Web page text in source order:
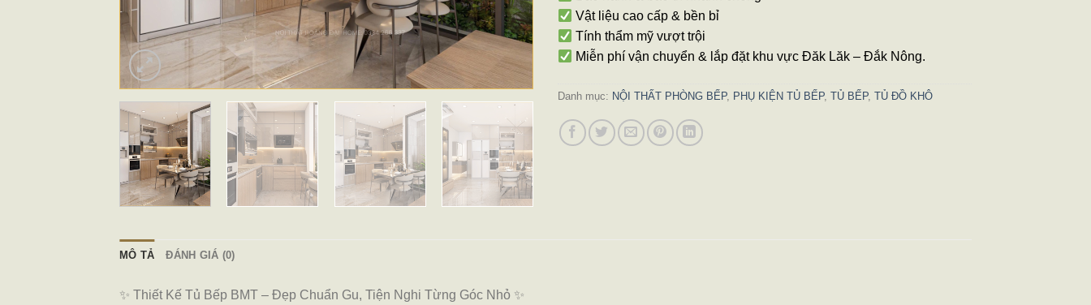
Vật liệu cao cấp & bền bỉ
Tính thẩm mỹ vượt trội
Miễn phí vận chuyển & lắp đặt khu vực Đăk Lăk – Đắk Nông.
Danh mục: NỘI THẤT PHÒNG BẾP, PHỤ KIỆN TỦ BẾP, TỦ BẾP, TỦ ĐỒ KHÔ
MÔ TẢ ĐÁNH GIÁ (0)
✨ Thiết Kế Tủ Bếp BMT – Đẹp Chuẩn Gu, Tiện Nghi Từng Góc Nhỏ ✨